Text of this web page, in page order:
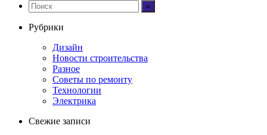
Рубрики
Дизайн
Новости строительства
Разное
Советы по ремонту
Технологии
Электрика
Свежие записи